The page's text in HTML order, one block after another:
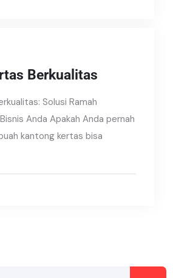
Berkualitas
Solusi Ramah
Anda Apakah Anda pernah
kantong kertas bisa